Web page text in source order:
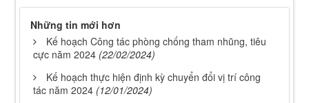
Những tin mới hơn
Kế hoạch Công tác phòng chống tham nhũng, tiêu
cực năm 2024 (22/02/2024)
Kế hoạch thực hiện định kỳ chuyển đổi vị trí công
tác năm 2024 (12/01/2024)